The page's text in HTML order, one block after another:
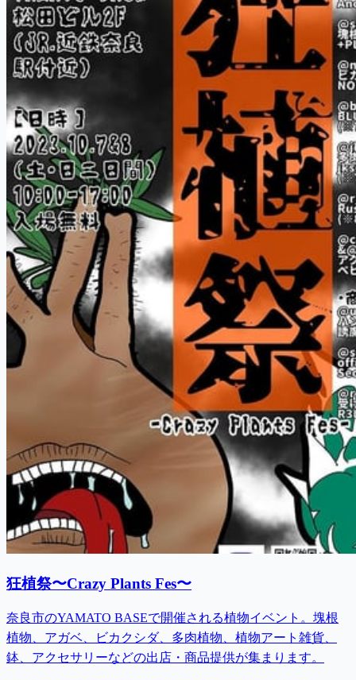
狂植祭〜Crazy Plants Fes〜
奈良市のYAMATO BASEで開催される植物イベント。塊根
植物、アガベ、ビカクシダ、多肉植物、植物アート雑貨、
鉢、アクセサリーなどの出店・商品提供が集まります。